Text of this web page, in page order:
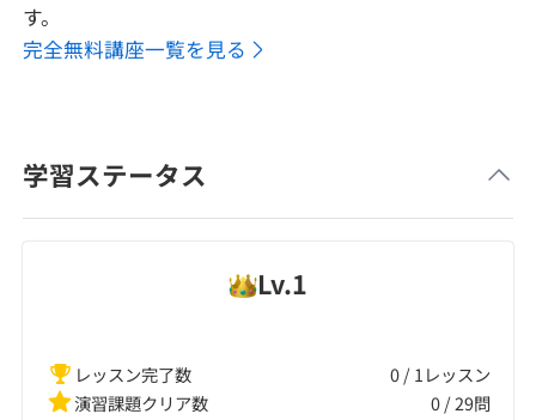
す。
完全無料講座一覧を見る
学習ステータス
Lv.1
レッスン完了数
0 / 1レッスン
演習課題クリア数
0/29問